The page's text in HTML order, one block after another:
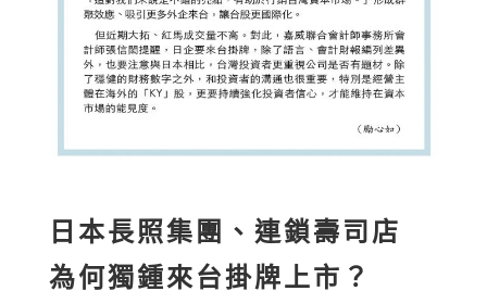
日本長照集團、連鎖壽司店
為何獨鍾來台掛牌上市？